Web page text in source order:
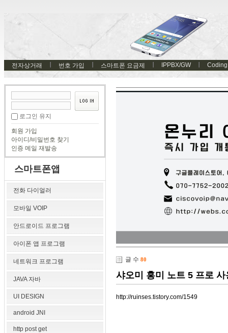
전자상거래 번호 가입 스마트폰 요금제 IPPBX/GW Coding
로그인 유지
회원 가입
아이디/비밀번호 찾기
인증 메일 재발송
스마트폰앱
전화 다이얼러
모바일 VOIP
안드로이드 프로그램
아이폰 앱 프로그램
네트워크 프로그램
JAVA 자바
UI DESIGN
android JNI
http post get
글 수 80
샤오미 홍미 노트 5 프로
http://ruinses.tistory.com/1549